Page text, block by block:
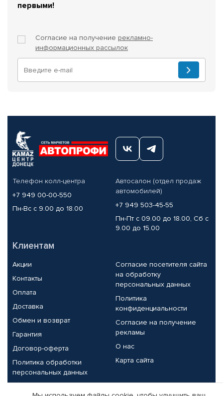
первыми!
Согласие на получение рекламно-
информационных рассылок
Телефон колл-центра
+7 949 00-00-550
Пн-Вс с 9.00 до 18.00
Автосалон (отдел продаж
автомобилей)
+7 949 503-45-55
Пн-Пт с 09.00 до 18.00, Сб с
9.00 до 15.00
Клиентам
Акции
Контакты
Оплата
Доставка
Обмен и возврат
Гарантия
Договор-оферта
Политика обработки
персональных данных
Согласие посетителя сайта
на обработку
персональных данных
Политика
конфиденциальности
Согласие на получение
рекламы
О нас
Карта сайта